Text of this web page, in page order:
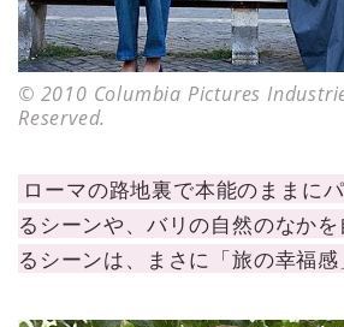
© 2010 Columbia Pictures
Reserved.
ローマの路地裏で本能のままに
るシーンや、バリの自然のなか
るシーンは、まさに「旅の幸福感